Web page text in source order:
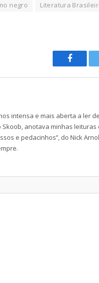
negro Literatura
intensa e mais aberta a ler
anotava minhas
pedacinhos’’, do Nick